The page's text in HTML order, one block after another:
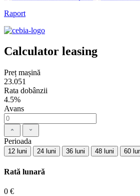
Raport
Calculator leasing
Preț mașină
23.051
Rata dobânzii
4.5%
Avans
Perioada
12 luni 24 luni 36 luni 48 luni 60
Rată lunară
0 €